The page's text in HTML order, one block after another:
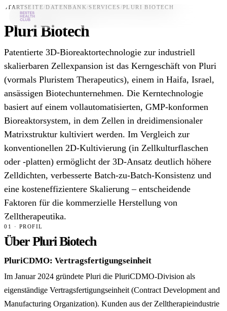
Datenbank
News
Über uns
Für Unternehmen
STARTSEITE/DATENBANK /SERVICES /PLURI BIOTECH
Pluri Biotech
Patentierte 3D-Bioreaktortechnologie zur industriell
skalierbaren Zellexpansion ist das Kerngeschäft von Pluri
(vormals Pluristem Therapeutics), einem in Haifa, Israel,
ansässigen Biotechunternehmen. Die Kerntechnologie
basiert auf einem vollautomatisierten, GMP-konformen
Bioreaktorsystem, in dem Zellen in dreidimensionaler
Matrixstruktur kultiviert werden. Im Vergleich zur
konventionellen 2D-Kultivierung (in Zellkulturflaschen
oder -platten) ermöglicht der 3D-Ansatz deutlich höhere
Zelldichten, verbesserte Batch-zu-Batch-Konsistenz und
eine kosteneffizientere Skalierung – entscheidende
Faktoren für die kommerzielle Herstellung von
Zelltherapeutika.
01 · PROFIL
Über Pluri Biotech
PluriCDMO: Vertragsfertigungseinheit
Im Januar 2024 gründete Pluri die PluriCDMO-Division als
eigenständige Vertragsfertigungseinheit (Contract Development and
Manufacturing Organization). Kunden aus der Zelltherapieindustrie